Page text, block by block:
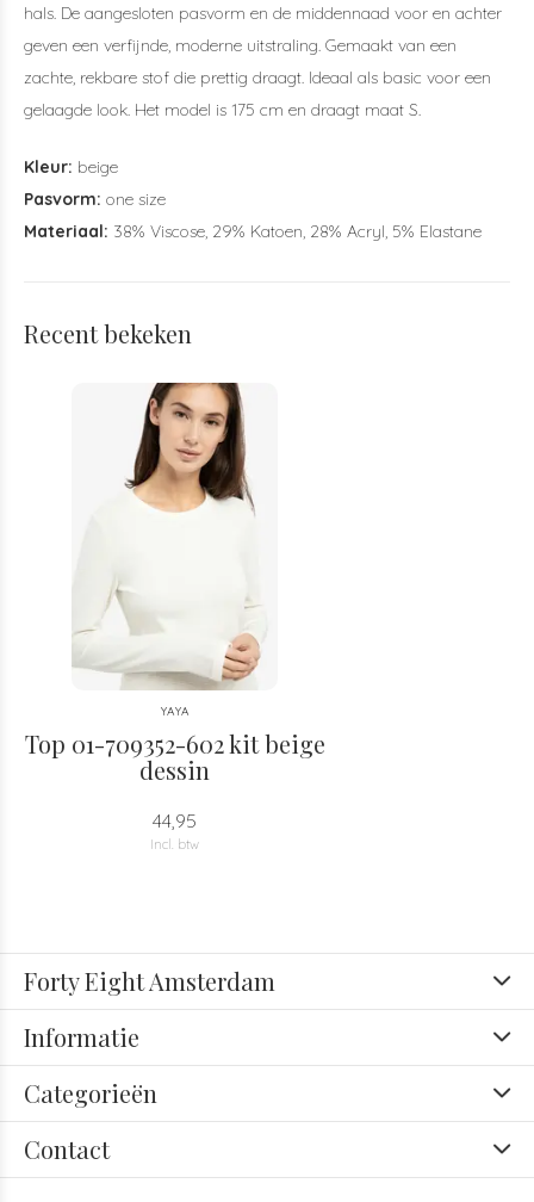
hals. De aangesloten pasvorm en de middennaad voor en achter
geven een verfijnde, moderne uitstraling. Gemaakt van een
zachte, rekbare stof die prettig draagt. Ideaal als basic voor een
gelaagde look. Het model is 175 cm en draagt maat S.
Kleur: beige
Pasvorm: one size
Materiaal: 38% Viscose, 29% Katoen, 28% Acryl, 5% Elastane
Recent bekeken
YAYA
Top 01-709352-602 kit beige
dessin
44,95
Incl. btw
Forty Eight Amsterdam
Informatie
Categorieën
Contact